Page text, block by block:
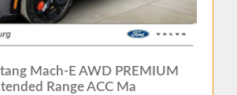
Mach-E AWD PREMIUM
Range ACC Ma